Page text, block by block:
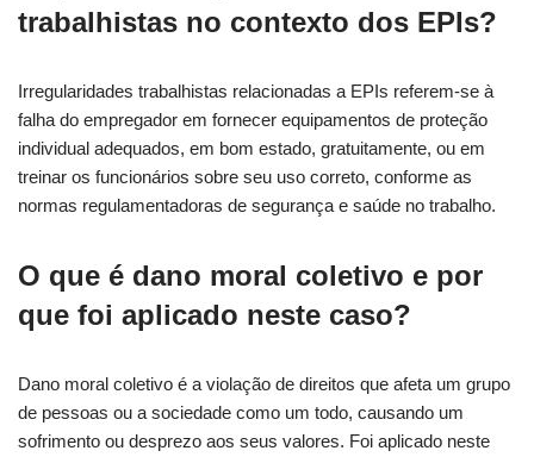
trabalhistas no contexto dos EPIs?
Irregularidades trabalhistas relacionadas a EPIs referem-se à
falha do empregador em fornecer equipamentos de proteção
individual adequados, em bom estado, gratuitamente, ou em
treinar os funcionários sobre seu uso correto, conforme as
normas regulamentadoras de segurança e saúde no trabalho.
O que é dano moral coletivo e por
que foi aplicado neste caso?
Dano moral coletivo é a violação de direitos que afeta um grupo
de pessoas ou a sociedade como um todo, causando um
sofrimento ou desprezo aos seus valores. Foi aplicado neste